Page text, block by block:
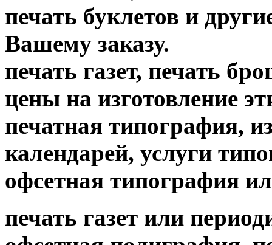
печать буклетов и
Вашему заказу.
печать газет, печать
цены на
печатная типография,
календарей, услуги
офсетная типография
печать газет или